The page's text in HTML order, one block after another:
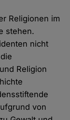
Religionen im
stehen.
nicht
Religion
von